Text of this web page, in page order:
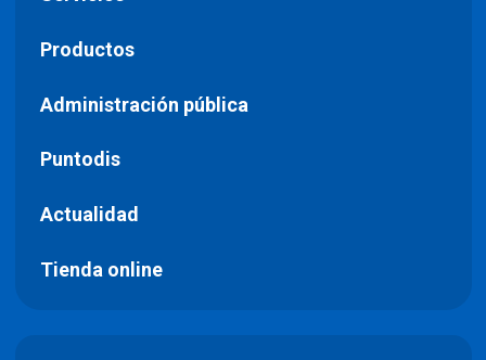
Productos
Administración pública
Puntodis
Actualidad
Tienda online